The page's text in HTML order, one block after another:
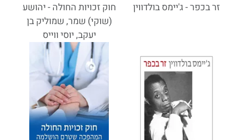
זר בכפר - ג'יימס בולדווין
חוק זכויות החולה - יהושע
(שוקי) שמר, שמוליק בן
יעקב, יוסי ווייס